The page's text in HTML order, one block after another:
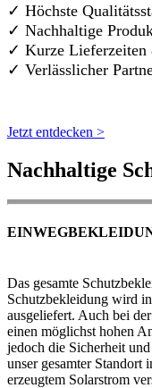
✓ Höchste
✓ Nachhaltige
✓ Kurze Lieferzeiten
✓ Verlässlicher
Jetzt entdecken >
Nachhaltige
Das gesamte
Schutzbekleidung wird
ausgeliefert. Auch bei
einen möglichst hohen
jedoch die Sicherheit
unser gesamter
erzeugtem Solarstrom